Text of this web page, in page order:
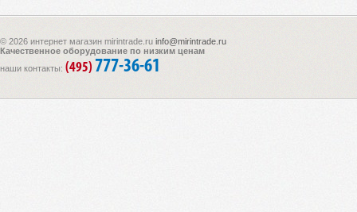
© 2026 интернет магазин mirintrade.ru info@mirintrade.ru
Качественное оборудование по низким ценам
наши контакты: (495) 777-36-61